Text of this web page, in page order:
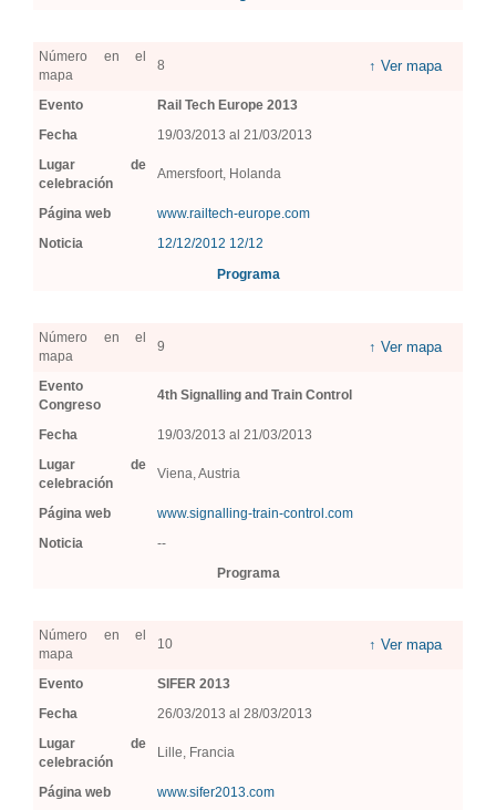
Número en el
mapa
8 ↑ Ver mapa
Evento
Rail Tech Europe 2013
Fecha
19/03/2013 al 21/03/2013
Lugar de
celebración
Amersfoort, Holanda
Página web
www.railtech-europe.com
Noticia
12/12/2012 12/12
Programa
Número en el
mapa
9 ↑ Ver mapa
Evento
Congreso
4th Signalling and Train Control
Fecha
19/03/2013 al 21/03/2013
Lugar de
celebración
Viena, Austria
Página web
www.signalling-train-control.com
Noticia
--
Programa
Número en el
mapa
10 ↑ Ver mapa
Evento
SIFER 2013
Fecha
26/03/2013 al 28/03/2013
Lugar de
celebración
Lille, Francia
Página web
www.sifer2013.com